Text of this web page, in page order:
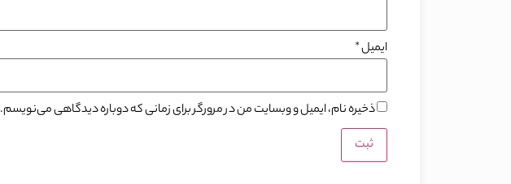
ایمیل*
ذخیره نام، ایمیل و وبسایت من در مرورگر برای زمانی که دوباره دیدگاهی می‌نویسم.